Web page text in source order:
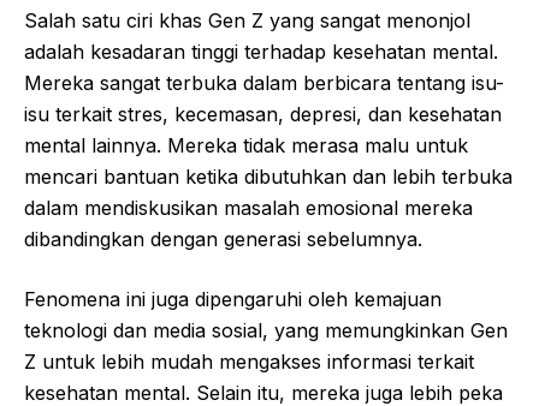
Salah satu ciri khas Gen Z yang sangat menonjol
adalah kesadaran tinggi terhadap kesehatan mental.
Mereka sangat terbuka dalam berbicara tentang isu-
isu terkait stres, kecemasan, depresi, dan kesehatan
mental lainnya. Mereka tidak merasa malu untuk
mencari bantuan ketika dibutuhkan dan lebih terbuka
dalam mendiskusikan masalah emosional mereka
dibandingkan dengan generasi sebelumnya.
Fenomena ini juga dipengaruhi oleh kemajuan
teknologi dan media sosial, yang memungkinkan Gen
Z untuk lebih mudah mengakses informasi terkait
kesehatan mental. Selain itu, mereka juga lebih peka